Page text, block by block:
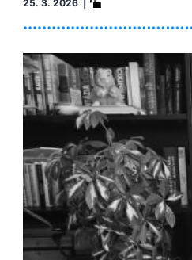
25. 3. 2026 |